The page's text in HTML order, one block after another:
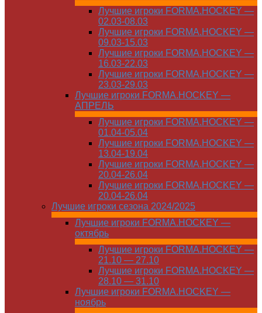
Лучшие игроки FORMA.HOCKEY —
02.03-08.03
Лучшие игроки FORMA.HOCKEY —
09.03-15.03
Лучшие игроки FORMA.HOCKEY —
16.03-22.03
Лучшие игроки FORMA.HOCKEY —
23.03-29.03
Лучшие игроки FORMA.HOCKEY —
АПРЕЛЬ
Лучшие игроки FORMA.HOCKEY —
01.04-05.04
Лучшие игроки FORMA.HOCKEY —
13.04-19.04
Лучшие игроки FORMA.HOCKEY —
20.04-26.04
Лучшие игроки FORMA.HOCKEY —
20.04-26.04
Лучшие игроки сезона 2024/2025
Лучшие игроки FORMA.HOCKEY —
октябрь
Лучшие игроки FORMA.HOCKEY —
21.10 — 27.10
Лучшие игроки FORMA.HOCKEY —
28.10 — 31.10
Лучшие игроки FORMA.HOCKEY —
ноябрь